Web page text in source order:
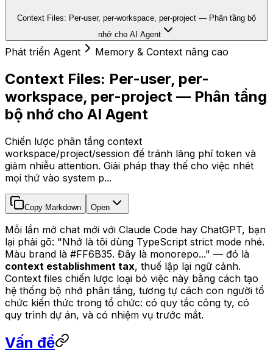
Context Files: Per-user, per-workspace, per-project — Phân tầng bộ
nhớ cho AI Agent
Phát triển Agent Memory & Context nâng cao
Context Files: Per-user, per-
workspace, per-project — Phân tầng
bộ nhớ cho AI Agent
Chiến lược phân tầng context
workspace/project/session để tránh lãng phí token và
giảm nhiễu attention. Giải pháp thay thế cho việc nhét
mọi thứ vào system p...
Copy Markdown Open
Mỗi lần mở chat mới với Claude Code hay ChatGPT, bạn
lại phải gõ: "Nhớ là tôi dùng TypeScript strict mode nhé.
Màu brand là #FF6B35. Đây là monorepo..." — đó là
context establishment tax, thuế lập lại ngữ cảnh.
Context files chiến lược loại bỏ việc này bằng cách tạo
hệ thống bộ nhớ phân tầng, tương tự cách con người tổ
chức kiến thức trong tổ chức: có quy tắc công ty, có
quy trình dự án, và có nhiệm vụ trước mắt.
Vấn đề